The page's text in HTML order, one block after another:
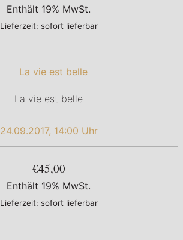
Enthält 19% MwSt.
Lieferzeit: sofort lieferbar
La vie est belle
24.09.2017, 14:00 Uhr
€45,00
Enthält 19% MwSt.
Lieferzeit: sofort lieferbar